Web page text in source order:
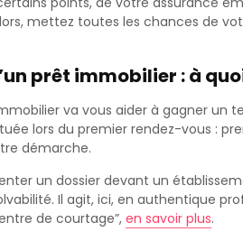
mettez toutes les chances de
prêt immobilier : à
va vous aider à gagner un
lors du premier rendez-vous :
démarche.
un dossier devant un
Il agit, ici, en authentique
de courtage”, en savoir plus.